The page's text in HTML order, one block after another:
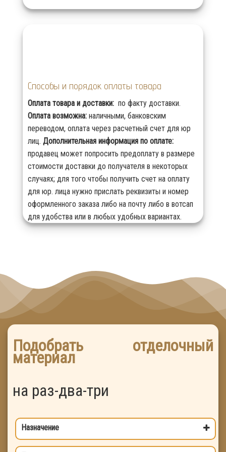
Способы и порядок оплаты товара
Оплата товара и доставки: по факту доставки.
Оплата возможна: наличными, банковским
переводом, оплата через расчетный счет для юр
лиц. Дополнительная информация по оплате:
продавец может попросить предоплату в размере
стоимости доставки до получателя в некоторых
случаях; для того чтобы получить счет на оплату
для юр. лица нужно прислать реквизиты и номер
оформленного заказа либо на почту либо в вотсап
для удобства или в любых удобных вариантах.
Подобрать отделочный
материал
на раз-два-три
Назначение
Выберите цель